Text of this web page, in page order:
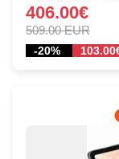
406.00€
509.00 EUR
-20%